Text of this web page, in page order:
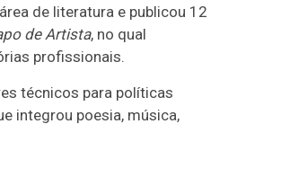
de literatura e publicou 12
de Artista, no qual
profissionais.
técnicos para políticas
integrou poesia, música,